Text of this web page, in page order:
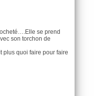
se prend
son torchon de
plus quoi faire pour faire